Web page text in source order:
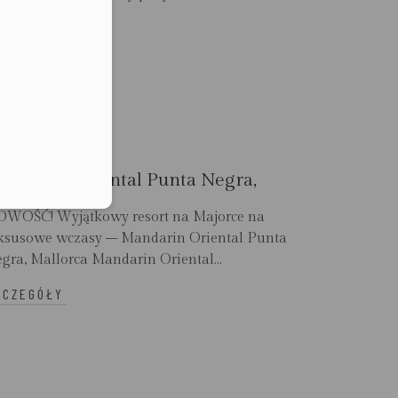
Oriental Punta Negra,
Wyjątkowy resort na Majorce na
wczasy – Mandarin Oriental Punta
Mallorca Mandarin Oriental...
w formacie E164